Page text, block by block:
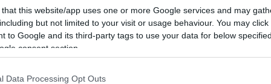
that this website/app uses one or more Google services and may
but not limited to your visit or usage behaviour. You may
to Google and its third-party tags to use your data for below
consent section.
Data Processing Opt Outs
μας για την οποία πρέπει να
450 εκατ. ευρώ ώστε να εφαρμοστεί».
ότι οι παρεμβάσεις αυτές γίνονται γιατί τα